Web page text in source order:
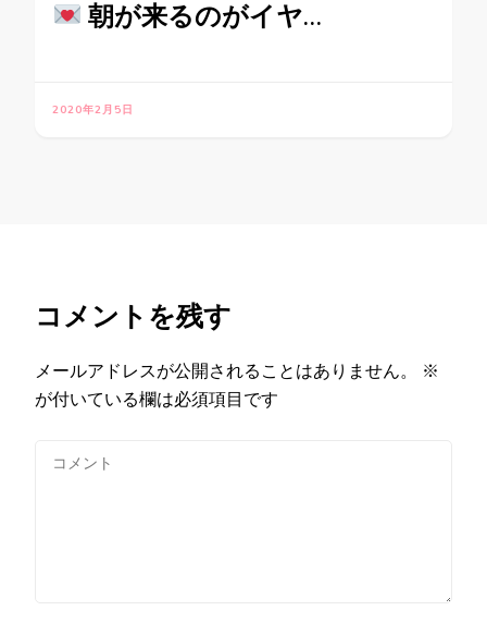
朝が来るのがイヤ…
2020年2月5日
コメントを残す
メールアドレスが公開されることはありません。
※
が付いている欄は必須項目です